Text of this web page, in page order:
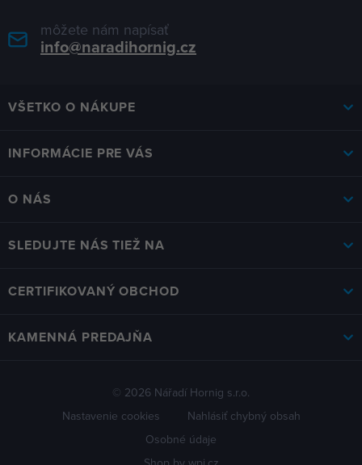
môžete nám napísať
info@naradihornig.cz
VŠETKO O NÁKUPE
INFORMÁCIE PRE VÁS
O NÁS
SLEDUJTE NÁS TIEŽ NA
CERTIFIKOVANÝ OBCHOD
KAMENNÁ PREDAJŇA
© 2026 Nářadí Hornig s.r.o.
Nastavenie cookies
Nahlásiť chybný obsah
Osobné údaje